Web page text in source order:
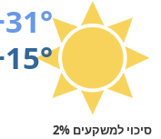
סיכוי למשקעים 2%